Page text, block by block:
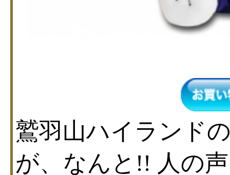
鷲羽山ハイランド
が、なんと!! 人の